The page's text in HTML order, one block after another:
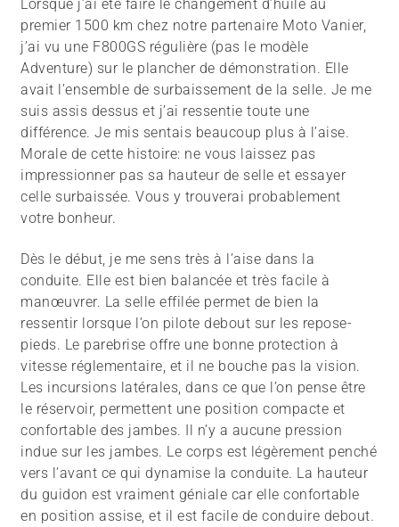
Lorsque j’ai été faire le changement d’huile au
premier 1500 km chez notre partenaire Moto Vanier,
j’ai vu une F800GS régulière (pas le modèle
Adventure) sur le plancher de démonstration. Elle
avait l’ensemble de surbaissement de la selle. Je me
suis assis dessus et j’ai ressentie toute une
différence. Je mis sentais beaucoup plus à l’aise.
Morale de cette histoire: ne vous laissez pas
impressionner pas sa hauteur de selle et essayer
celle surbaissée. Vous y trouverai probablement
votre bonheur.
Dès le début, je me sens très à l’aise dans la
conduite. Elle est bien balancée et très facile à
manœuvrer. La selle effilée permet de bien la
ressentir lorsque l’on pilote debout sur les repose-
pieds. Le parebrise offre une bonne protection à
vitesse réglementaire, et il ne bouche pas la vision.
Les incursions latérales, dans ce que l’on pense être
le réservoir, permettent une position compacte et
confortable des jambes. Il n’y a aucune pression
indue sur les jambes. Le corps est légèrement penché
vers l’avant ce qui dynamise la conduite. La hauteur
du guidon est vraiment géniale car elle confortable
en position assise, et il est facile de conduire debout.